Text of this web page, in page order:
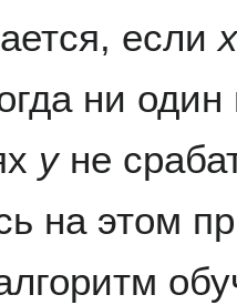
еслиx
ни
yне
на этом